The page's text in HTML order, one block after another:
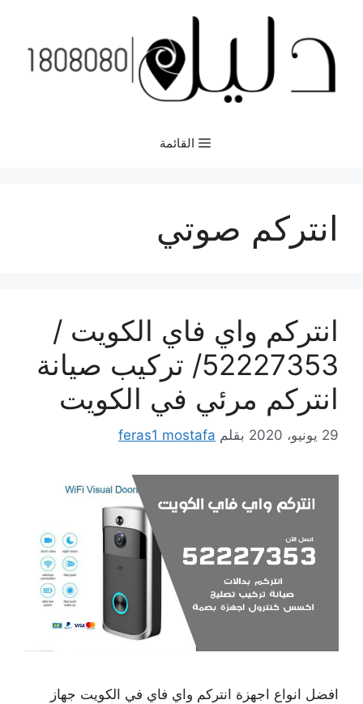
المحتوى
القائمة
انتركم صوتي
انتركم واي فاي الكويت /
52227353/ تركيب صيانة
انتركم مرئي في الكويت
29 يونيو، 2020 بقلم feras1 mostafa
افضل انواع اجهزة انتركم واي فاي في الكويت جهاز